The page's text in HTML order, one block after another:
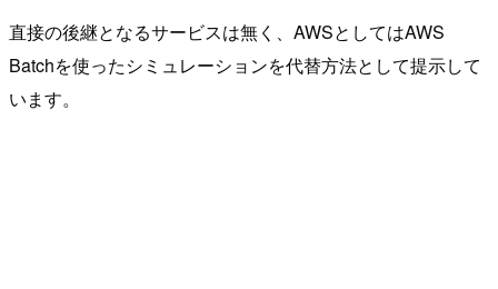
直接の後継となるサービスは無く、AWSとしてはAWS
Batchを使ったシミュレーションを代替方法として提示して
います。